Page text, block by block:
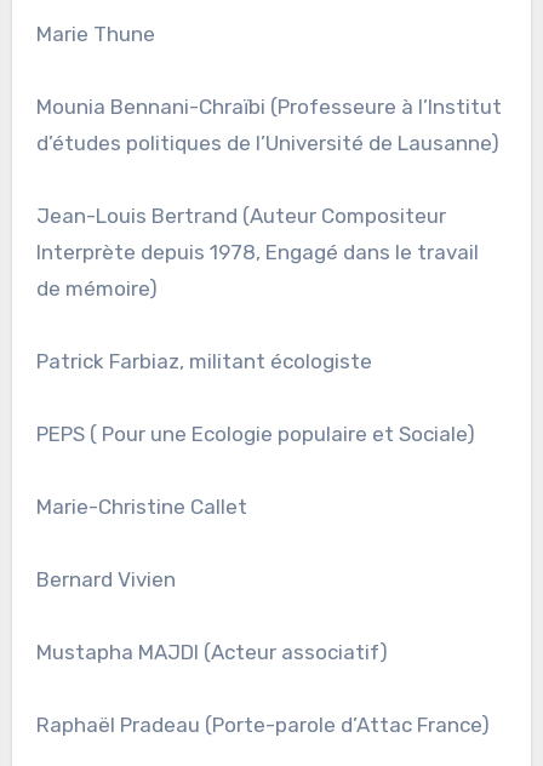
Marie Thune
Mounia Bennani-Chraïbi (Professeure à l’Institut
d’études politiques de l’Université de Lausanne)
Jean-Louis Bertrand (Auteur Compositeur
Interprète depuis 1978, Engagé dans le travail
de mémoire)
Patrick Farbiaz, militant écologiste
PEPS ( Pour une Ecologie populaire et Sociale)
Marie-Christine Callet
Bernard Vivien
Mustapha MAJDI (Acteur associatif)
Raphaël Pradeau (Porte-parole d’Attac France)